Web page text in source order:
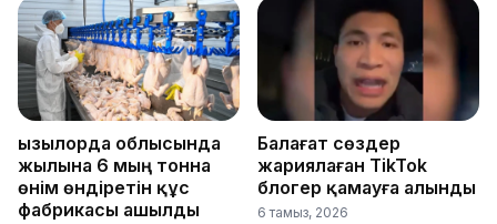
Қызылорда облысында
жылына 6 мың тонна
өнім өндіретін құс
фабрикасы ашылды
Балағат сөздер
жариялаған TikTok
блогер қамауға алынды
6 тамыз, 2026